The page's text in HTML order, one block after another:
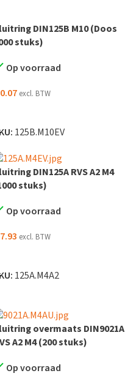
DIN125B M10 (Doos
stuks)
Op voorraad
0.07 excl. BTW
125B.M10EV
DIN125A RVS A2 M4
stuks)
Op voorraad
7.93 excl. BTW
125A.M4A2
overmaats DIN9021A
A2 M4 (200 stuks)
Op voorraad